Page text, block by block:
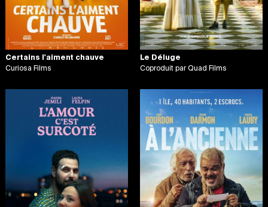
Certains l'aiment chauve
Curiosa Films
Le Déluge
Coproduit par Quad Films